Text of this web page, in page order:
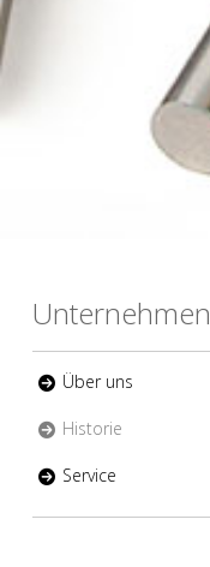
Unternehmen
Über uns
Historie
Service